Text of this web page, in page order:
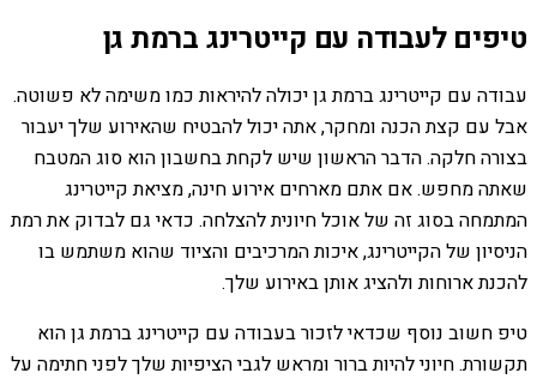
טיפים לעבודה עם קייטרינג ברמת גן
עבודה עם קייטרינג ברמת גן יכולה להיראות כמו משימה לא פשוטה.
אבל עם קצת הכנה ומחקר, אתה יכול להבטיח שהאירוע שלך יעבור
בצורה חלקה. הדבר הראשון שיש לקחת בחשבון הוא סוג המטבח
שאתה מחפש. אם אתם מארחים אירוע חינה, מציאת קייטרינג
המתמחה בסוג זה של אוכל חיונית להצלחה. כדאי גם לבדוק את רמת
הניסיון של הקייטרינג, איכות המרכיבים והציוד שהוא משתמש בו
להכנת ארוחות ולהציג אותן באירוע שלך.
טיפ חשוב נוסף שכדאי לזכור בעבודה עם קייטרינג ברמת גן הוא
תקשורת. חיוני להיות ברור ומראש לגבי הציפיות שלך לפני חתימה על